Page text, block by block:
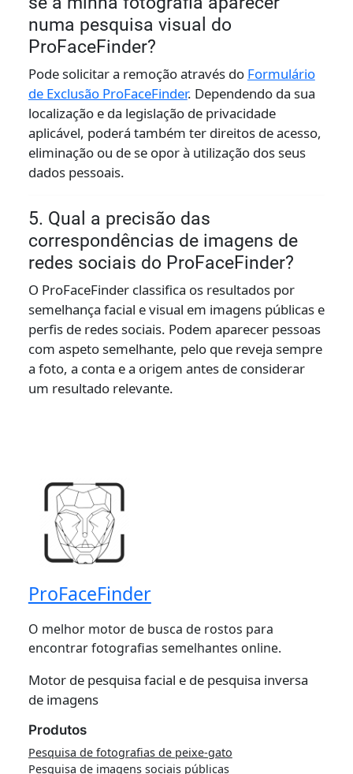
numa pesquisa visual do
ProFaceFinder?
Pode solicitar a remoção através do Formulário
de Exclusão ProFaceFinder. Dependendo da sua
localização e da legislação de privacidade
aplicável, poderá também ter direitos de acesso,
eliminação ou de se opor à utilização dos seus
dados pessoais.
5. Qual a precisão das
correspondências de imagens de
redes sociais do ProFaceFinder?
O ProFaceFinder classifica os resultados por
semelhança facial e visual em imagens públicas e
perfis de redes sociais. Podem aparecer pessoas
com aspeto semelhante, pelo que reveja sempre
a foto, a conta e a origem antes de considerar
um resultado relevante.
ProFaceFinder
O melhor motor de busca de rostos para
encontrar fotografias semelhantes online.
Motor de pesquisa facial e de pesquisa inversa
de imagens
Produtos
Pesquisa de fotografias de peixe-gato
Pesquisa de imagens sociais públicas